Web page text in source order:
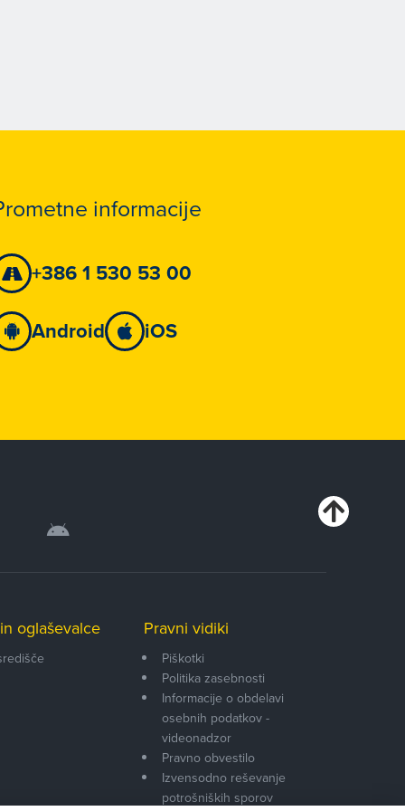
informacije
+386 1 530 53 00
Android
iOS
oglaševalce Pravni vidiki
Piškotki
Politika zasebnosti
Informacije o obdelavi
osebnih podatkov -
videonadzor
Pravno obvestilo
Izvensodno reševanje
potrošniških sporov